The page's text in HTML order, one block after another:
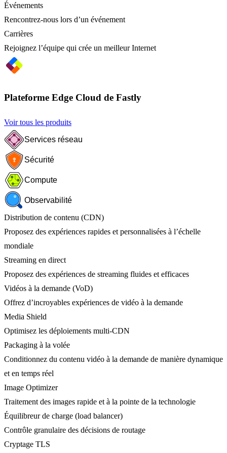
Événements
Rencontrez-nous lors d’un événement
Carrières
Rejoignez l’équipe qui crée un meilleur Internet
Plateforme Edge Cloud de Fastly
Voir tous les produits
Services réseau
Sécurité
Compute
Observabilité
Distribution de contenu (CDN)
Proposez des expériences rapides et personnalisées à l’échelle
mondiale
Streaming en direct
Proposez des expériences de streaming fluides et efficaces
Vidéos à la demande (VoD)
Offrez d’incroyables expériences de vidéo à la demande
Media Shield
Optimisez les déploiements multi-CDN
Packaging à la volée
Conditionnez du contenu vidéo à la demande de manière dynamique
et en temps réel
Image Optimizer
Traitement des images rapide et à la pointe de la technologie
Équilibreur de charge (load balancer)
Contrôle granulaire des décisions de routage
Cryptage TLS